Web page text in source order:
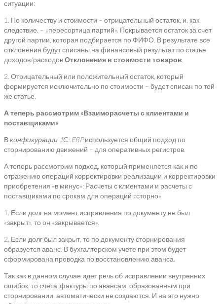
ситуации:
1. По количеству и стоимости – отрицательный остаток, и, как
следствие, – «пересортица партий». Покрывается остаток за счет
другой партии, которая подбирается по ФИФО. В результате все
отклонения будут списаны на финансовый результат по статье
доходов/расходовОтклонения в стоимости товаров.
2. Отрицательный или положительный остаток, который
формируется исключительно по стоимости – будет списан по той
же статье.
А теперь рассмотрим «Взаиморасчеты с клиентами и
поставщиками»
Вконфигурации 1С: ERPиспользуется общий подход по
сторнированию движений – для оперативных регистров.
А теперь рассмотрим подход, который применяется как и по
отражению операций корректировки реализации и корректировки
приобретения «в минус»: Расчеты с клиентами и расчеты с
поставщиками по срокам для операций «сторно»
1. Если долг на момент исправления по документу не был
«закрыт», то он «закрывается».
2. Если долг был закрыт, то по документу сторнирования
образуется аванс. В бухгалтерском учете при этом будет
сформирована проводка по восстановлению аванса.
Так как в данном случае идет речь об исправлении внутренних
ошибок, то счета-фактуры по авансам, образованным при
сторнировании, автоматически не создаются. И на это нужно